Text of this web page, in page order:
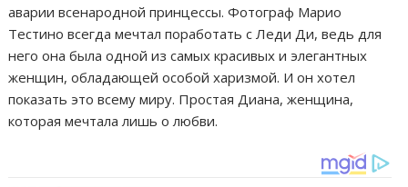
аварии всенародной принцессы. Фотограф Марио
Тестино всегда мечтал поработать с Леди Ди, ведь для
него она была одной из самых красивых и элегантных
женщин, обладающей особой харизмой. И он хотел
показать это всему миру. Простая Диана, женщина,
которая мечтала лишь о любви.